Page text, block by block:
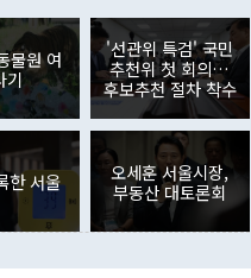
방경제포럼(EEF)'을 언급하
발언한 데 대해서도 조 장관
지 진도가 나가지 않았다"고
명은 정부 내 조율을 거치지
대체와 국호 사용, 9·19 군
이 결정할 사안이 아니어서 월
장관의 업무보고를 듣고 난
니다"라고 재차 확인했다. 정
분 국가안전보장회의(NSC)
생각에 가깝다"며 "안보 관
을 추진하겠다고 업무보고를
야 한다'고 주장한 것은 심각
것이다. 직접투자에서는 내국
국내투자가 46억3000만달러
주식 매도세가 이어졌다. 외
영향으로 316억1000만달러
대 최대 순매도 기록을 다시
채지수(WGBI) 자금 유입에도
52억9000만달러를 기록했
로 35억6000만달러 증가했
물원 여
기
'선관위 특검' 국민
추천위 첫 회의…
후보추천 절차 착수
한 서울
오세훈 서울시장,
부동산 대토론회